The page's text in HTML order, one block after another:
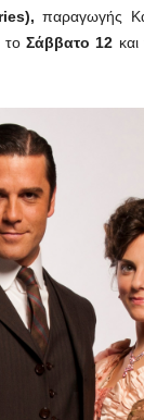
παραγωγής
το Σάββατο 12